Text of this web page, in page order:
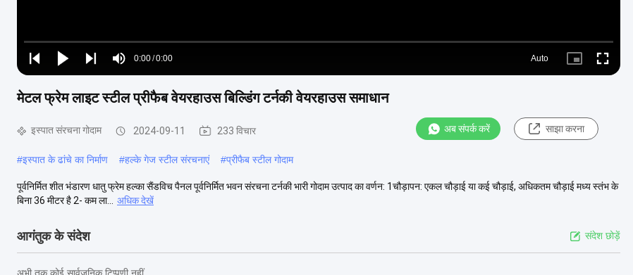
Play
Play
Play
Mute
Time
0:00/0:00
Loaded:
0%
Auto
Picture- Fullscreen
मेटल फ्रेम लाइट स्टील प्रीफैब वेयरहाउस बिल्डिंग टर्नकी वेयरहाउस समाधान
इस्पात संरचना गोदाम 2024-09-11 233 विचार अब संपर्क करें साझा करना
#इस्पात के ढांचे का निर्माण #हल्के गेज स्टील संरचनाएं #प्रीफैब स्टील गोदाम
पूर्वनिर्मित शीत भंडारण धातु फ्रेम हल्का सैंडविच पैनल पूर्वनिर्मित भवन संरचना टर्नकी भारी गोदाम उत्पाद का वर्णन: 1चौड़ापन: एकल चौड़ाई या कई चौड़ाई, अधिकतम चौड़ाई मध्य स्तंभ के
बिना 36 मीटर है 2- कम ला...
अधिक देखें
आगंतुक के संदेश संदेश छोड़ें
अभी तक कोई सार्वजनिक टिप्पणी नहीं